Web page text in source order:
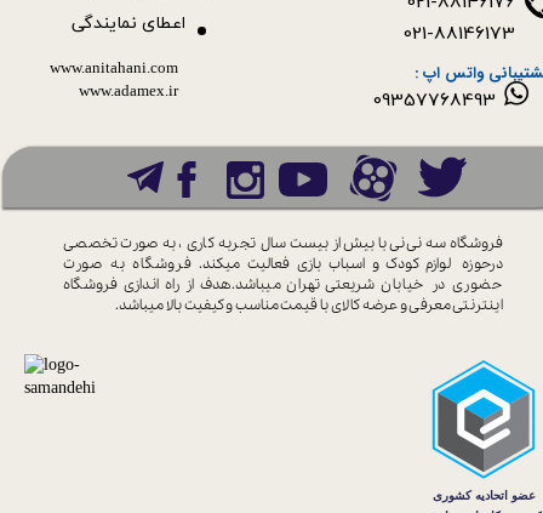
09357768493
اعطای نمایندگی
www.anitahani.com
www.ada​​​​​​​mex.ir
فروشگاه سه نی نی با بیش از بیست سال تجربه کاری ، به صورت تخصصی
درحوزه لوازم کودک و اسباب بازی فعالیت میکند. فروشگاه به صورت
حضوری در خیابان شریعتی تهران میباشد.هدف از راه اندازی فروشگاه
اینترنتی معرفی و عرضه کالای باقیمت مناسب و کیفیت بالا میباشد.
واتس اپ :